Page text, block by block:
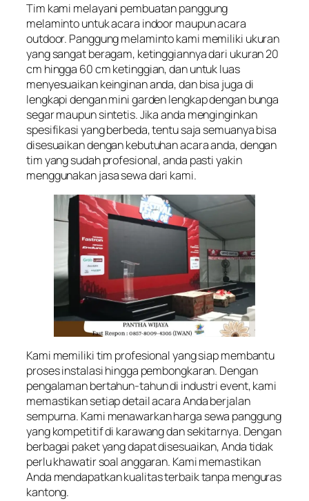
Tim kami melayani pembuatan panggung
melaminto untuk acara indoor maupun acara
outdoor. Panggung melaminto kami memiliki ukuran
yang sangat beragam, ketinggiannya dari ukuran 20
cm hingga 60 cm ketinggian, dan untuk luas
menyesuaikan keinginan anda, dan bisa juga di
lengkapi dengan mini garden lengkap dengan bunga
segar maupun sintetis. Jika anda menginginkan
spesifikasi yang berbeda, tentu saja semuanya bisa
disesuaikan dengan kebutuhan acara anda, dengan
tim yang sudah profesional, anda pasti yakin
menggunakan jasa sewa dari kami.
Kami memiliki tim profesional yang siap membantu
proses instalasi hingga pembongkaran. Dengan
pengalaman bertahun-tahun di industri event, kami
memastikan setiap detail acara Anda berjalan
sempurna. Kami menawarkan harga sewa panggung
yang kompetitif di karawang dan sekitarnya. Dengan
berbagai paket yang dapat disesuaikan, Anda tidak
perlu khawatir soal anggaran. Kami memastikan
Anda mendapatkan kualitas terbaik tanpa menguras
kantong.